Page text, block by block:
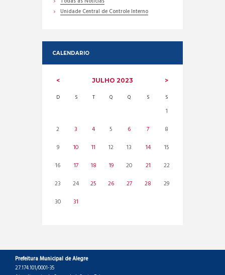
Unidade Central de Controle Interno
CALENDARIO
JULHO 2023
D S T Q Q S S
1
2
3 4 5 6 7
8
9
10 11 12 13 14
15
16
17 18 19 20 21
22
23
24 25 26 27 28
29
30
31
Prefeitura Municipal de Alegre
27.174.101/0001-35